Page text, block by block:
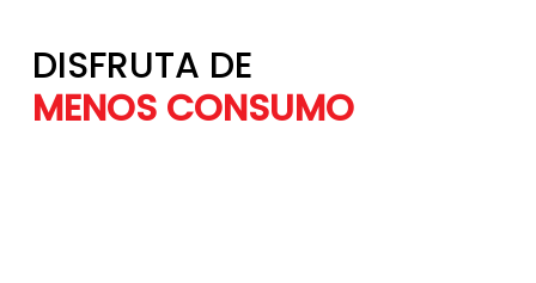
DISFRUTA DE